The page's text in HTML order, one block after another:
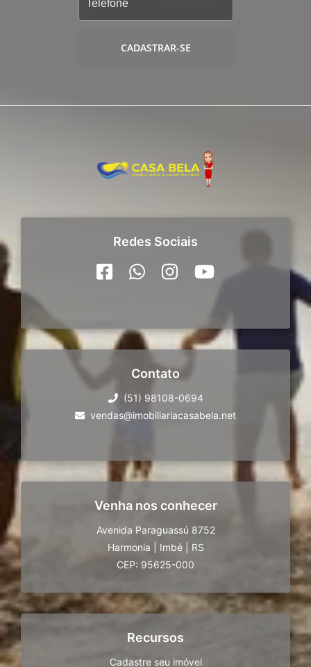
CADASTRAR-SE
Redes Sociais
Contato
(51) 98108-0694
vendas@imobiliariacasabela.net
Venha nos conhecer
Avenida Paraguassú 8752
Harmonia
Imbé
RS
CEP: 95625-000
Recursos
Cadastre seu imóvel